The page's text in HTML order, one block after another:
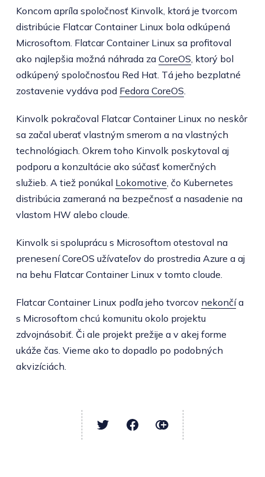
Koncom apríla spoločnosť Kinvolk, ktorá je tvorcom
distribúcie Flatcar Container Linux bola odkúpená
Microsoftom. Flatcar Container Linux sa profitoval
ako najlepšia možná náhrada za CoreOS , ktorý bol
odkúpený spoločnosťou Red Hat. Tá jeho bezplatné
zostavenie vydáva pod Fedora CoreOS
Kinvolk pokračoval Flatcar Container Linux no neskôr
sa začal uberať vlastným smerom a na vlastných
technológiach. Okrem toho Kinvolk poskytoval aj
podporu a konzultácie ako súčasť komerčných
služieb. A tiež ponúkal Lokomotive , čo Kubernetes
distribúcia zameraná na bezpečnosť a nasadenie na
vlastom HW alebo cloude.
Kinvolk si spoluprácu s Microsoftom otestoval na
prenesení CoreOS užívateľov do prostredia Azure a aj
na behu Flatcar Container Linux v tomto cloude.
Flatcar Container Linux podľa jeho tvorcov nekončía
s Microsoftom chcú komunitu okolo projektu
zdvojnásobiť. Či ale projekt prežije a v akej forme
ukáže čas. Vieme ako to dopadlo po podobných
akvizíciách.